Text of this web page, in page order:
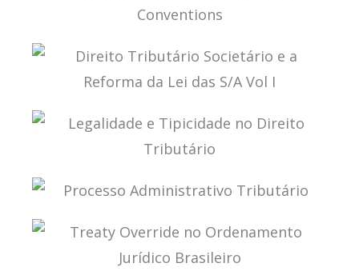
INTERPRETATATION OF DOUBLE TAX
CONVENTIONS
DIREITO TRIBUTÁRIO SOCIETÁRIO E A REFORMA
DA LEI DAS S/A VOL I
LEGALIDADE E TIPICIDADE NO DIREITO
TRIBUTÁRIO
PROCESSO ADMINISTRATIVO TRIBUTÁRIO